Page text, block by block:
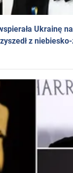
Ukrainę
z